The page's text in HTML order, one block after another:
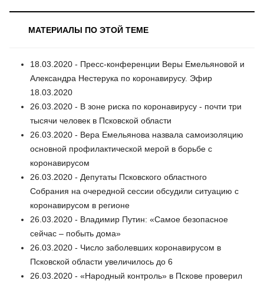
МАТЕРИАЛЫ ПО ЭТОЙ ТЕМЕ
18.03.2020 - Пресс-конференции Веры Емельяновой и
Александра Нестерука по коронавирусу. Эфир
18.03.2020
26.03.2020 - В зоне риска по коронавирусу - почти три
тысячи человек в Псковской области
26.03.2020 - Вера Емельянова назвала самоизоляцию
основной профилактической мерой в борьбе с
коронавирусом
26.03.2020 - Депутаты Псковского областного
Собрания на очередной сессии обсудили ситуацию с
коронавирусом в регионе
26.03.2020 - Владимир Путин: «Самое безопасное
сейчас – побыть дома»
26.03.2020 - Число заболевших коронавирусом в
Псковской области увеличилось до 6
26.03.2020 - «Народный контроль» в Пскове проверил